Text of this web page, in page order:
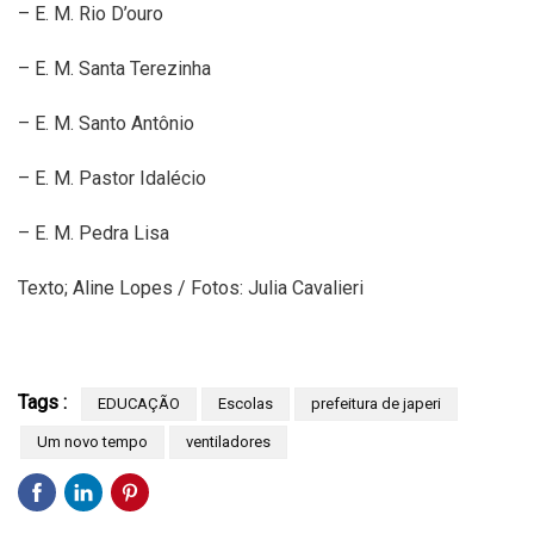
– E. M. Rio D’ouro
– E. M. Santa Terezinha
– E. M. Santo Antônio
– E. M. Pastor Idalécio
– E. M. Pedra Lisa
Texto; Aline Lopes / Fotos: Julia Cavalieri
Tags : EDUCAÇÃO Escolas prefeitura de japeri
Um novo tempo ventiladores